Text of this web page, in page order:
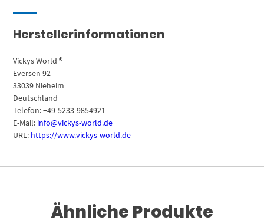
Herstellerinformationen
Vickys World ®
Eversen 92
33039 Nieheim
Deutschland
Telefon: +49-5233-9854921
E-Mail: info@vickys-world.de
URL: https://www.vickys-world.de
Ähnliche Produkte